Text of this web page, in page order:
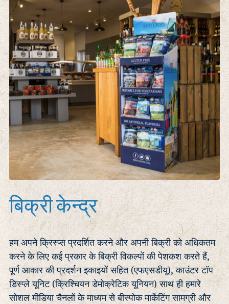
बिक्री केन्द्र
हम अपने क्रिस्प्स प्रदर्शित करने और अपनी बिक्री को अधिकतम
करने के लिए कई प्रकार के बिक्री विकल्पों की पेशकश करते हैं,
पूर्ण आकार की प्रदर्शन इकाइयों सहित (एफएसडीयू), काउंटर टॉप
डिस्प्ले यूनिट (क्रिश्चियन डेमोक्रेटिक यूनियन) साथ ही हमारे
सोशल मीडिया चैनलों के माध्यम से बीस्पोक मार्केटिंग सामग्री और